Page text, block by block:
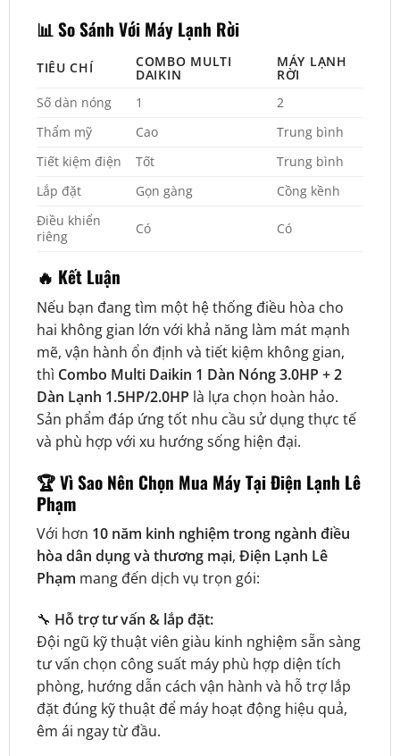
📊 So Sánh Với Máy Lạnh Rời
TIÊU CHÍ COMBO MULTI
DAIKIN
MÁY LẠNH
RỜI
Số dàn nóng
1
2
Thẩm mỹ
Cao
Trung bình
Tiết kiệm điện
Tốt
Trung bình
Lắp đặt
Gọn gàng
Cồng kềnh
Điều khiển
riêng
Có Có
🔥 Kết Luận
Nếu bạn đang tìm một hệ thống điều hòa cho
hai không gian lớn với khả năng làm mát mạnh
mẽ, vận hành ổn định và tiết kiệm không gian,
thì Combo Multi Daikin 1 Dàn Nóng 3.0HP + 2
Dàn Lạnh 1.5HP/2.0HP là lựa chọn hoàn hảo.
Sản phẩm đáp ứng tốt nhu cầu sử dụng thực tế
và phù hợp với xu hướng sống hiện đại.
🏆Vì Sao Nên Chọn Mua Máy Tại Điện Lạnh Lê
Phạm
Với hơn 10 năm kinh nghiệm trong ngành điều
hòa dân dụng và thương mại, Điện Lạnh Lê
Phạm mang đến dịch vụ trọn gói:
🔧 Hỗ trợ tư vấn & lắp đặt:
Đội ngũ kỹ thuật viên giàu kinh nghiệm sẵn sàng
tư vấn chọn công suất máy phù hợp diện tích
phòng, hướng dẫn cách vận hành và hỗ trợ lắp
đặt đúng kỹ thuật để máy hoạt động hiệu quả,
êm ái ngay từ đầu.